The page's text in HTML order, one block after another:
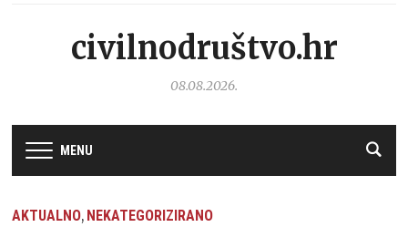
civilnodruštvo.hr
08.08.2026.
MENU
AKTUALNO, NEKATEGORIZIRANO